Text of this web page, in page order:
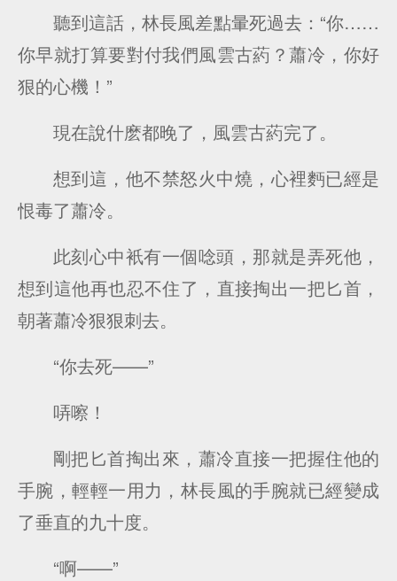
聽到這話，林長風差點暈死過去：“你……
你早就打算要對付我們風雲古葯？蕭冷，你好
狠的心機！”
現在說什麽都晚了，風雲古葯完了。
想到這，他不禁怒火中燒，心裡麪已經是
恨毒了蕭冷。
此刻心中衹有一個唸頭，那就是弄死他，
想到這他再也忍不住了，直接掏出一把匕首，
朝著蕭冷狠狠刺去。
“你去死——”
哢嚓！
剛把匕首掏出來，蕭冷直接一把握住他的
手腕，輕輕一用力，林長風的手腕就已經變成
了垂直的九十度。
“啊——”